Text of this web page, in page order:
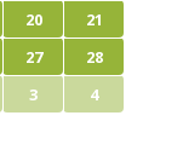
20
21
27
28
3 4